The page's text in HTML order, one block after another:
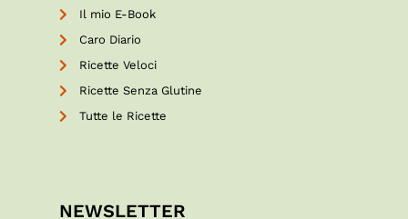
Il mio E-Book
Caro Diario
Ricette Veloci
Ricette Senza Glutine
Tutte le Ricette
NEWSLETTER